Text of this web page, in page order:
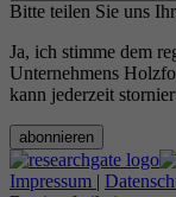
Bitte teilen Sie uns
Ja, ich stimme dem
Unternehmens
kann jederzeit
abonnieren
Impressum |